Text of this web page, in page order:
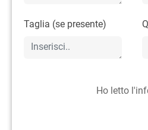
Taglia (se presente)
Ho letto